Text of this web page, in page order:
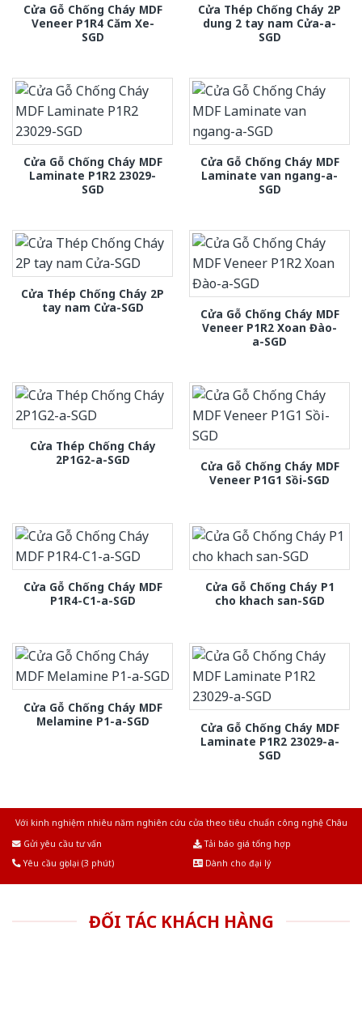
Cửa Gỗ Chống Cháy MDF
Veneer P1R4 Căm Xe-
SGD
Cửa Thép Chống Cháy 2P
dung 2 tay nam Cửa-a-
SGD
Cửa Gỗ Chống Cháy MDF
Laminate P1R2 23029-
SGD
Cửa Gỗ Chống Cháy MDF
Laminate van ngang-a-
SGD
Cửa Thép Chống Cháy 2P
tay nam Cửa-SGD
Cửa Gỗ Chống Cháy MDF
Veneer P1R2 Xoan Đào-
a-SGD
Cửa Thép Chống Cháy
2P1G2-a-SGD
Cửa Gỗ Chống Cháy MDF
Veneer P1G1 Sồi-SGD
Cửa Gỗ Chống Cháy MDF
P1R4-C1-a-SGD
Cửa Gỗ Chống Cháy P1
cho khach san-SGD
Cửa Gỗ Chống Cháy MDF
Melamine P1-a-SGD
Cửa Gỗ Chống Cháy MDF
Laminate P1R2 23029-a-
SGD
Với kinh nghiệm nhiêu năm nghiên cứu cửa theo tiêu chuẩn công nghệ Châu
Gửi yêu cầu tư vấn
Tải báo giá tổng hợp
Yêu cầu gọi lại (3 phút)
Dành cho đại lý
ĐỐI TÁC KHÁCH HÀNG